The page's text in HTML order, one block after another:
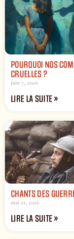
POURQUOI NOS
CRUELLES ?
juin 7, 2026
LIRE LA SUITE »
CHANTS DES
mai 21, 2026
LIRE LA SUITE »